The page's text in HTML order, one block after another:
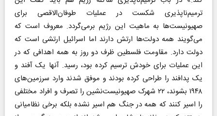
ترمیم‌ناپذیری شکست در عملیات طوفان‌الاقصی برای
صهیونیست‌ها به ماهیت این رژیم بر‌می‌گردد. معروف است که
می‌گویند همه دولت‌ها ارتش دارند اما اسرائیل ارتشی است که
دولت دارد. مقاومت فلسطین ظرف دو روز به همه اهدافی که در
این عملیات برای خودش ترسیم کرده بود، رسید. آنها یک آفند و
یک پدافند را طراحی کرده بودند و موفق شدند وارد سرزمین‌های
۱۹۴۸ بشوند، ۲۲ شهرک صهیونیست‌نشین را تصرف و افراد مختلفی
را اسیر کنند که همه در جنگ هم اسیر نشده‌ بلکه برخی نظامیانی